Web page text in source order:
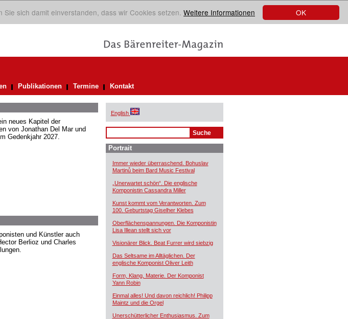
OK
sich damit einverstanden, dass wir Cookies setzen. Weitere Informationen
Publikationen Termine Kontakt
neues Kapitel der
von Jonathan Del Mar und
Gedenkjahr 2027.
und Künstler auch
Berlioz und Charles
English
Portrait
Immer wieder überraschend. Bohuslav
Martinů beim Bard Music Festival
„Unerwartet schön“. Die englische
Komponistin Cassandra Miller
Kunst kommt vom Verantworten. Zum
100. Geburtstag Giselher Klebes
Oberflächenspannungen. Die Komponistin
Lisa Illean stellt sich vor
Visionärer Blick. Beat Furrer wird siebzig
Das Seltsame im Alltäglichen. Der
englische Komponist Oliver Leith
Form, Klang, Materie. Der Komponist
Yann Robin
Einmal alles! Und davon reichlich! Philipp
Maintz und die Orgel
Unerschütterlicher Enthusiasmus. Zum